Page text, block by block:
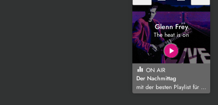
Glenn Frey
The heat is on
play_arrow
equalizer ON AIR
Der Nachmittag
mit der besten Playlist für die Region